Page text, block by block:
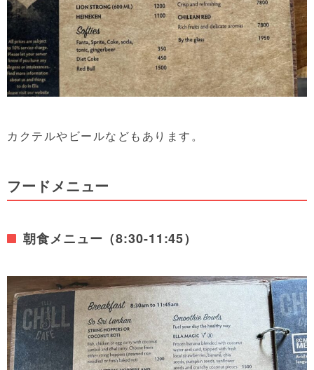
カクテルやビールなどもあります。
フードメニュー
朝食メニュー（8:30-11:45）